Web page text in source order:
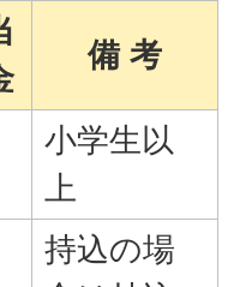
備 考
小学生以
上
持込の場